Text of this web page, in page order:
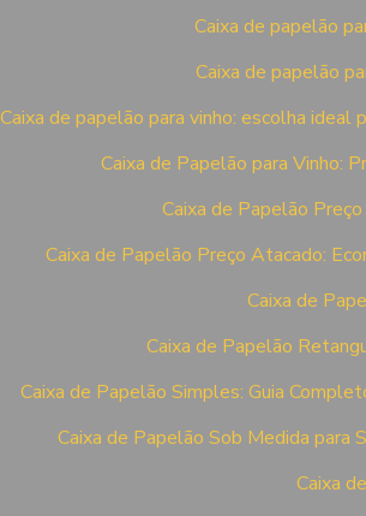
Caixa de papelão
Caixa de papelão
Caixa de papelão para vinho: escolha ideal
Caixa de Papelão para Vinho:
Caixa de Papelão
Caixa de Papelão Preço Atacado:
Caixa de
Caixa de Papelão
Caixa de Papelão Simples: Guia
Caixa de Papelão Sob Medida para
Caixa